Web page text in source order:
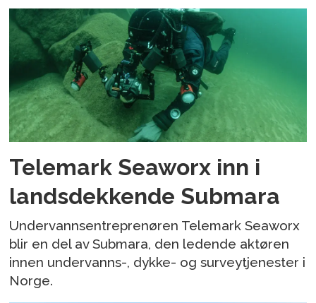
Telemark Seaworx inn i
landsdekkende Submara
Undervannsentreprenøren Telemark Seaworx
blir en del av Submara, den ledende aktøren
innen undervanns-, dykke- og surveytjenester i
Norge.